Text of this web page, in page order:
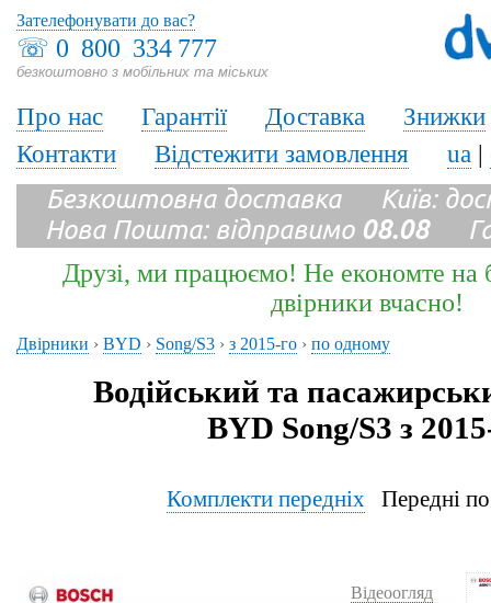
☏ 0 800 334 777
безкоштовно з мобільних та міських
Зателефонувати до вас?
Про нас Гарантії Доставка
Знижки
Контакти
Відстежити замовлення ua |
Безкоштовна доставка Київ:
Нова Пошта: відправимо 08.08
Друзі, ми працюємо! Не економте на
двірники вчасно!
Двірники › BYD › Song/S3 › з 2015-го › по одному
Водійський та
BYD Song/S3 з
Комплекти передніхПередні
Відеоогляд